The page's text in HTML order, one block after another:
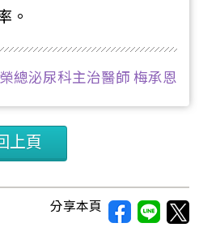
。
總泌尿科主治醫師 梅承恩
上頁
分享本頁